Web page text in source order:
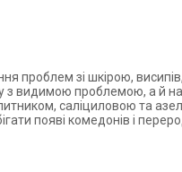
проблем зі шкірою,
видимою проблемою, а й на
саліциловою та
появі комедонів і